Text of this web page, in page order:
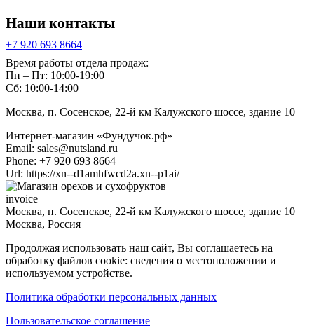
Наши контакты
+7 920 693 8664
Время работы отдела продаж:
Пн – Пт: 10:00-19:00
Сб: 10:00-14:00
Москва, п. Сосенское, 22-й км Калужского шоссе, здание 10
Интернет-магазин «Фундучок.рф»
Email: sales@nutsland.ru
Phone: +7 920 693 8664
Url: https://xn--d1amhfwcd2a.xn--p1ai/
invoice
Москва, п. Сосенское, 22-й км Калужского шоссе, здание 10
Москва, Россия
Продолжая использовать наш сайт, Вы соглашаетесь на
обработку файлов cookie: сведения о местоположении и
используемом устройстве.
Политика обработки персональных данных
Пользовательское соглашение